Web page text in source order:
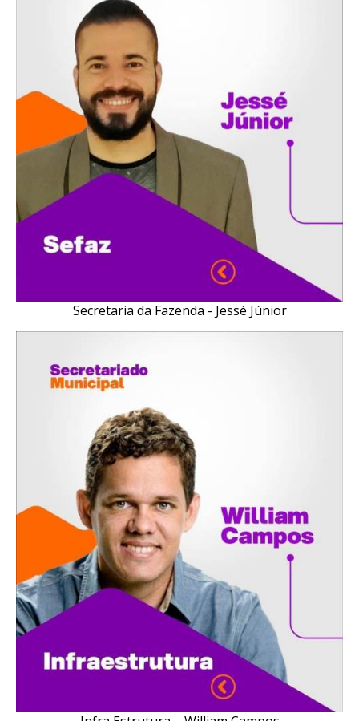
Secretaria da Fazenda - Jessé Júnior